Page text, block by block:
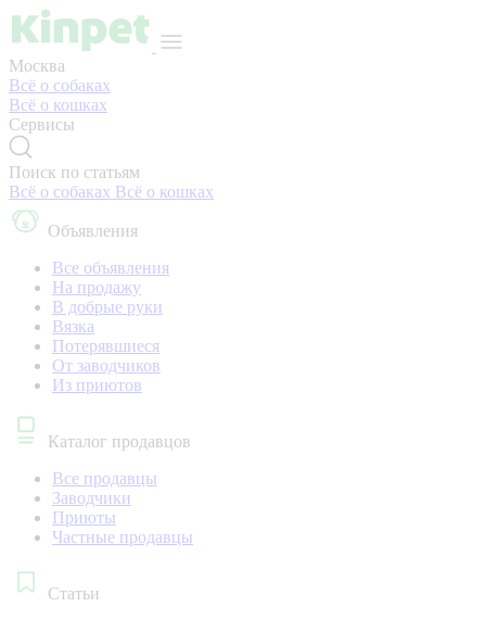
Москва
Всё о собаках
Всё о кошках
Сервисы
Поиск по статьям
Всё о собаках Всё о кошках
Объявления
Все объявления
На продажу
В добрые руки
Вязка
Потерявшиеся
От заводчиков
Из приютов
Каталог продавцов
Все продавцы
Заводчики
Приюты
Частные продавцы
Статьи